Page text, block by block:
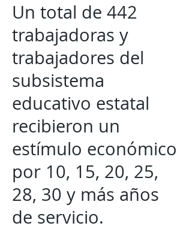
Un total de 442
trabajadoras y
trabajadores del
subsistema
educativo estatal
recibieron un
estímulo económico
por 10, 15, 20, 25,
28, 30 y más años
de servicio.